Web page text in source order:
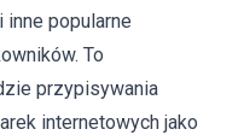
popularne
To
przypisywania
internetowych jako